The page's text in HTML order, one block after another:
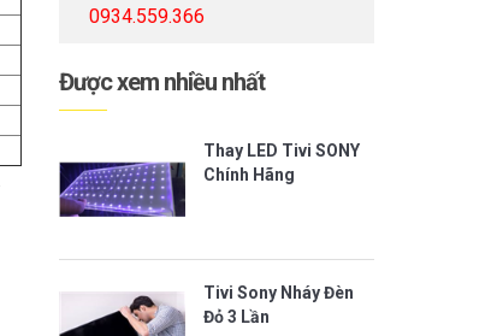
0934.559.366
Được xem nhiều nhất
Thay LED Tivi SONY
Chính Hãng
Tivi Sony Nháy Đèn
Đỏ 3 Lần